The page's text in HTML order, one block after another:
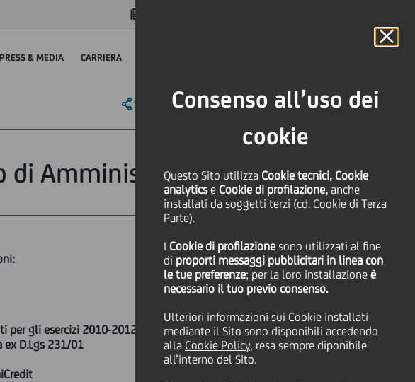
Consenso all’uso dei
cookie
Questo Sito utilizza Cookie tecnici, Cookie
analyticse Cookie di profilazione, anche
installati da soggetti terzi (cd. Cookie di Terza
Parte).
I Cookie di profilazione sono utilizzati al fine
di proporti messaggi pubblicitari in linea con
le tue preferenze; per la loro installazione è
necessario il tuo previo consenso.
Ulteriori informazioni sui Cookie installati
mediante il Sito sono disponibili accedendo
alla Cookie Policy, resa sempre diponibile
all’interno del Sito.
PRESS & MEDIA CARRIERA
SHARE PRINT SEND
di Amministrazione
per gli esercizi 2010-2012 e determinazione del
D.Lgs 231/01